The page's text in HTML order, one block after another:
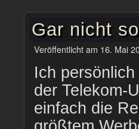
Gar nicht
Veröffentlicht am 16. Mai
Ich
der Telekom-
einfach die